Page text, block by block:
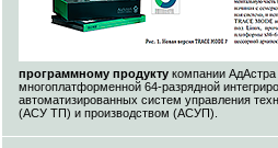
программному продукту компании
многоплатформенной 64-разрядной
автоматизированных систем управления
(АСУ ТП) и производством (АСУП).